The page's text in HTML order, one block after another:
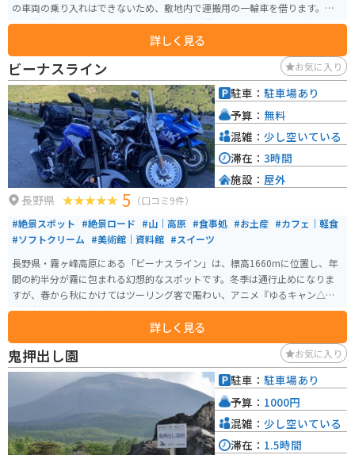
の車両の乗り入れはできないため、敷地内で運搬用の一輪車を借ります。ゴ
ザの貸し出しがあるため、荷物置き場や靴を脱いでまったりするなどとても
助かります。リピーターの方が多いという噂通り、管理人のご夫婦の雰囲気
がとても良く、また夜も静かなため蓼科の自然を満喫できます。
詳しく見る
ビーナスライン お気に入り
長野県 5 （口コミ9件）
#絶景スポット #絶景ロード #山｜高原 #食事処 #お土産 #カフェ｜軽食
#ソフトクリーム #美術館｜資料館 #スイーツ
長野県・霧ヶ峰高原にある「ビーナスライン」は、標高1660mに位置し、年
間の約半分が霧に包まれる幻想的なスポットです。冬季は通行止めになりま
すが、春から秋にかけてはツーリング客で賑わい、アニメ『ゆるキャン△』
の舞台としても人気があります。 ビーナスライン沿いにあり、八ヶ岳や北・
中央アルプスを望む絶景ツーリングロードとして全国的に知られています。
晴天時の眺望はもちろん、雨の翌日に見られる雲海も圧巻。夏にはニッコウ
キスゲが咲き誇り、春の草花や秋の紅葉、冬のスキーと、四季を通して楽し
めるエリアです。 売店ではソフトクリームやじゃがバター、五平餅など地元
グルメを味わえ、広い駐車場も完備。ただし大型連休には満車になるほどの
詳しく見る
駐車： 駐車場あり
予算： 無料
混雑： 少し空いている
滞在： 3時間
施設： 屋外
鬼押出し園 お気に入り
駐車： 駐車場あり
予算： 1000円
混雑： 少し空いている
滞在： 1.5時間